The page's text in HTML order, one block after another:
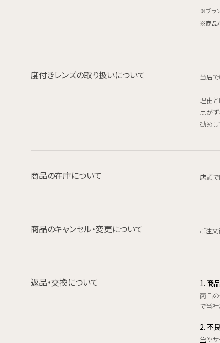
ブラ
商品
度付きレンズの取り扱いについて 当店
理由と
点が
勧めし
商品の在庫について 店頭
商品のキャンセル・変更について ご注文
返品・交換について 1. 商
商品
で当社
2. 不
色や